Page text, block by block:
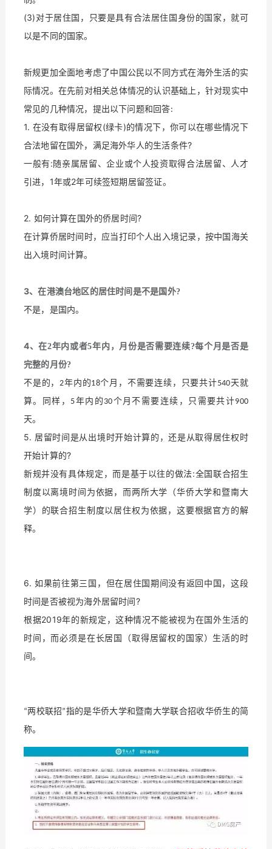
(3)对于居住国，只要是具有合法居住国身份的国家，就可
以是不同的国家。
新规更加全面地考虑了中国公民以不同方式在海外生活的实
际情况。在先前对相关总体情况的认识基础上，针对现实中
常见的几种情况，提出以下问题和回答:
1. 在没有取得居留权(绿卡)的情况下，你可以在哪些情况下
合法地留在国外，满足海外华人的生活条件?
一般有:随亲属居留、企业或个人投资取得合法居留、人才
引进，1年或2年可续签短期居留签证。
2. 如何计算在国外的侨居时间?
在计算侨居时间时，应当打印个人出入境记录，按中国海关
出入境时间计算。
3、在港澳台地区的居住时间是不是国外?
不是，是国内。
4、在2年内或者5年内，月份是否需要连续?每个月是否是
完整的月份?
不是的，2年内的18个月，不需要连续，只要共计540天就
算。同样， 5年内的 30个月不需要连续，只需要共计900
天。
5. 居留时间是从出境时开始计算的，还是从取得居住权时
开始计算的?
新规并没有具体规定，而是基于以往的做法:全国联合招生
制度以离境时间为依据，而两所大学（华侨大学和暨南大
学）的联合招生制度以居住权为依据，这要根据官方的解
释。
6. 如果前往第三国，但在居住国期间没有返回中国，这段
时间是否被视为海外居留时间?
根据2019年的新规定，这种情况不能被视为在国外生活的
时间，而必须是在长居国（取得居留权的国家）生活的时
间。
“两校联招”指的是华侨大学和暨南大学联合招收华侨生的简
称。